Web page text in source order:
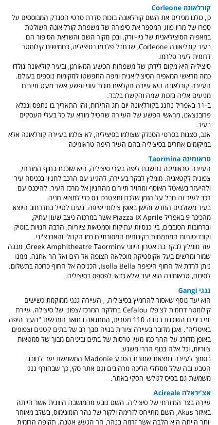
קורלאונה Corleone
כן, כולנו מכירים את השם קורלאונה בזכות סדרת סרטי הסנדק המבוססים על
ספרו של מריו פוזו, המספר את סיפורה של משפחת קורליאונה השולטת
במאפיה הסיציליאנית של ניו-יורק. ובכן מקור השם והשראת הסיפור הם
בעיר קורליאונה Corleone, שבחבל פלרמו בסיציליה, כחמישים קילומטר
דרומית לעיר פלרמו.
סיציליה היא מקום לידתן של משפחות הפשע המאורגן, ובעיר קוליאונה נולדו
כמה מראשי המאפיה הסיציליאנית ומפה התפשטו למקומות נוספים בעולם.
העיירה קורלאונה היא עיירה חקלאית מוכת עוני ופשע אשר מעט תיירים
מגיעים אליה בזכות שמה והקשרו בלבד.
ב-11 באפריל נחגג בקורלאונה יום חג החירות, זהו התאריך בו נתפס ונכלא
פרובנצאנו, מראשי הפשע של העיירה שהטיל מורא על כל בעלי העסקים
בעיר.
אגב, סצנות בסרטי הסנדק שצולמו בסיציליה, לא צולמו בעיירה קורלאונה אלא
במיקומים אחרים בסיציליה בהם העיר היפה טראומינה
טראומינה Taormina
העיירה טראומינה נחשבת ליפה בערי סיציליה, היא שוכנת בחוף המזרחי,
צפונית לקטאניה. מומלץ לבקר בעיירה, להגיע עם הרכב לחניון בכניסה עיר
ולהיעזר בשאטל האוסף ומחזיר תיירים מהחניון אל מרכז העיר. להיכנס עם
רכב לעיר זה חבל על הזמן שלכם ותצטרכו נס כדי למצוא חניה.
בעיר משולבים החדש והישן באופן צילומי יפיפה. נעים לטייל במדרחוב היוצא
מהכיכר 9 באפריל Piazza IX Aprile אשר במרכזה ניצב שעון עתיק,
וברחובות הסובבים, בין כנסיות עתיקות וסמטאות ציוריות, הרבה חנויות בוטיק
וקונדיטוריות המתמחות בקינוחים המסורתיים כמו הקנולי והארנצ'יני.
עוד מומלץ לבקר בתיאטרון היווני Greek Amphitheatre Taorminv, מבנה
שמור ומרשים בעל אקוסטיקה מופלאה הצופה אל הים ואל הר אתנה. ממנו
ניתן לרדת אל החוף היפיפה Isolla Bella, הכניסה אל החוף כרוכה בתשלום.
לסיכום, טראומינה הוא יעד שלא כדאי לפספס בסיציליה.
גנגי Gangi
הוא יעד נוסף שאסור להחמיץ בסיציליה, , העיירה גנגי ממוקמת כשישים
קילומטר דרומית לצ'פלו Cefalou בחלקה המרכזי/צפוני של סיצילה. עיירת
ימי ביניים השוכנת בגובה 110 מטרים, המתגאה בתואר המרשים "העיר היפה
באיטליה". ואכן מדובר בעיירה ציורית בנויה סבך רב של בתים קטנים וצפופים
באופן מדורג על ההר כמו מעין טרסות של בתים וביניהם מבוך של סמטאות
ציוריות, וכל אלה בנוף הררי משגע.
בסמוך לעיירה נמצאת שמורת הטבע Madonie המשמשת יעד לחובבי
הטבע ובה שלל מסלולי הליכה מרהיבים וגם אתר סקי, כך שבחורף גנגי
משמשת גם בסיס לגולשי הסקי באתר.
אצ'יראלה Acireale
עיירה בצד המיזרחי של סיציליה. השם נובע מהמושבה היוונית אשר הייתה
באיזור Akus, השם מתייחס לזרימה ולקור של נהר הומונימוס, בשלב מאוחר
יותר הייתה היא הלבה אשר זרמה בנהר, הר הגעש אטנה. תקופה הרומית